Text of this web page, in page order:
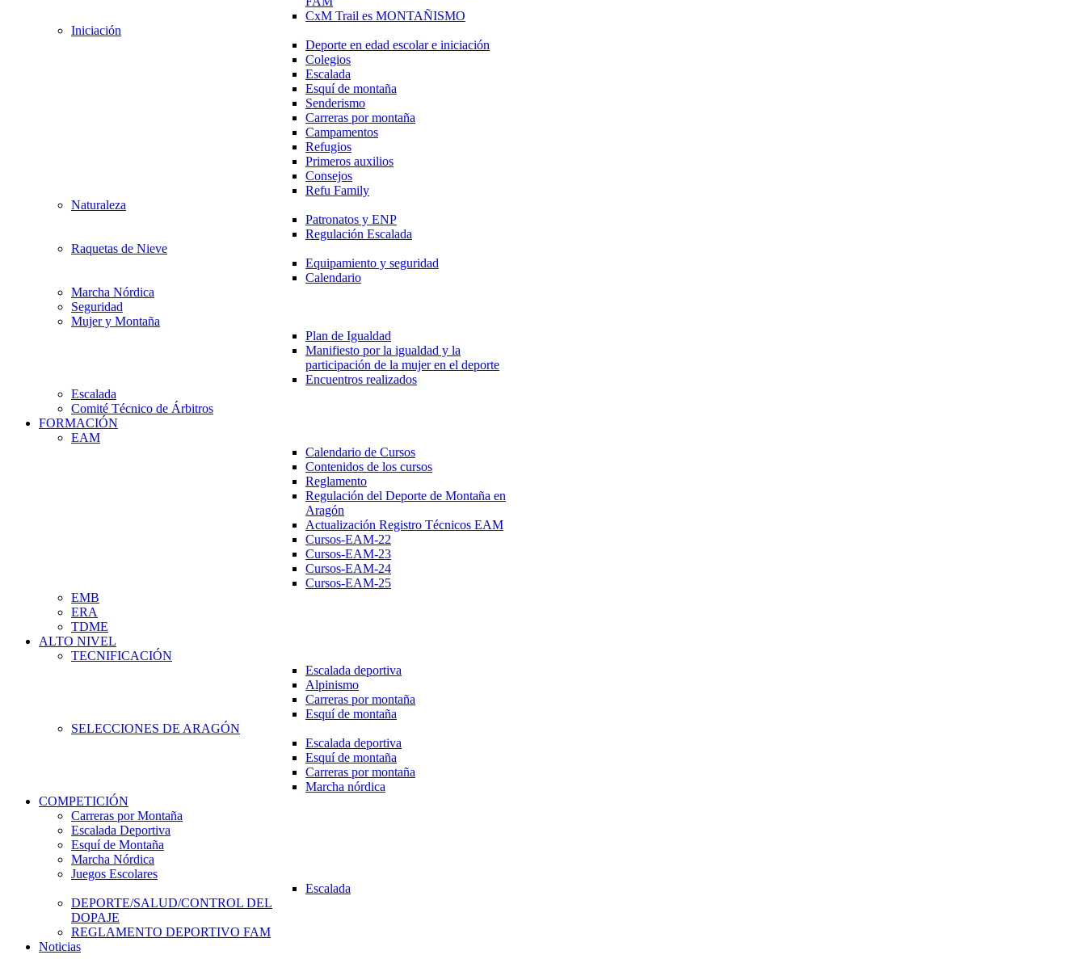
CxM Trail es MONTAÑISMO
Iniciación
Deporte en edad escolar e iniciación
Colegios
Escalada
Esquí de montaña
Senderismo
Carreras por montaña
Campamentos
Refugios
Primeros auxilios
Consejos
Refu Family
Naturaleza
Patronatos y ENP
Regulación Escalada
Raquetas de Nieve
Equipamiento y seguridad
Calendario
Marcha Nórdica
Seguridad
Mujer y Montaña
Plan de Igualdad
Manifiesto por la igualdad y la
participación de la mujer en el deporte
Encuentros realizados
Escalada
Comité Técnico de Árbitros
FORMACIÓN
EAM
Calendario de Cursos
Contenidos de los cursos
Reglamento
Regulación del Deporte de Montaña en
Aragón
Actualización Registro Técnicos EAM
Cursos-EAM-22
Cursos-EAM-23
Cursos-EAM-24
Cursos-EAM-25
EMB
ERA
TDME
ALTO NIVEL
TECNIFICACIÓN
Escalada deportiva
Alpinismo
Carreras por montaña
Esquí de montaña
SELECCIONES DE ARAGÓN
Escalada deportiva
Esquí de montaña
Carreras por montaña
Marcha nórdica
COMPETICIÓN
Carreras por Montaña
Escalada Deportiva
Esquí de Montaña
Marcha Nórdica
Juegos Escolares
Escalada
DEPORTE/SALUD/CONTROL DEL
DOPAJE
REGLAMENTO DEPORTIVO FAM
Noticias